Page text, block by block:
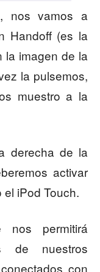
nos vamos a
Handoff (es la
la imagen de la
la pulsemos,
muestro a la
derecha de la
activar
iPod Touch.
permitirá
de nuestros
con